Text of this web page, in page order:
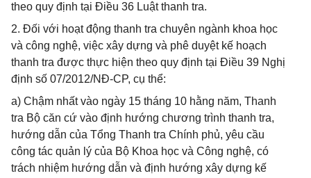
theo quy định tại Điều 36 Luật thanh tra.
2. Đối với hoạt động thanh tra chuyên ngành khoa học
và công nghệ, việc xây dựng và phê duyệt kế hoạch
thanh tra được thực hiện theo quy định tại Điều 39 Nghị
định số 07/2012/NĐ-CP, cụ thể:
a) Chậm nhất vào ngày 15 tháng 10 hằng năm, Thanh
tra Bộ căn cứ vào định hướng chương trình thanh tra,
hướng dẫn của Tổng Thanh tra Chính phủ, yêu cầu
công tác quản lý của Bộ Khoa học và Công nghệ, có
trách nhiệm hướng dẫn và định hướng xây dựng kế